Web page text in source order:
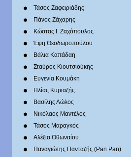
Τάσος Ζαφειριάδης
Πάνος Ζάχαρης
Κώστας Ι. Ζαχόπουλoς
Έφη Θεοδωροπούλου
Βάλια Καπάδαη
Σταύρος Κιουτσιούκης
Ευγενία Κουμάκη
Ηλίας Κυριαζής
Βασίλης Λώλος
Νικόλαος Μαντέλος
Τάσος Μαραγκός
Αλέξια Οθωναίου
Παναγιώτης Πανταζής (Pan Pan)